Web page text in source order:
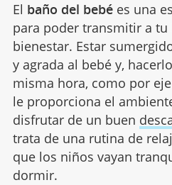
El baño del bebé es una
para poder transmitir a tu
bienestar. Estar
y agrada al bebé y,
misma hora, como por
le proporciona el
disfrutar de un buen
trata de una rutina de
que los niños vayan
dormir.